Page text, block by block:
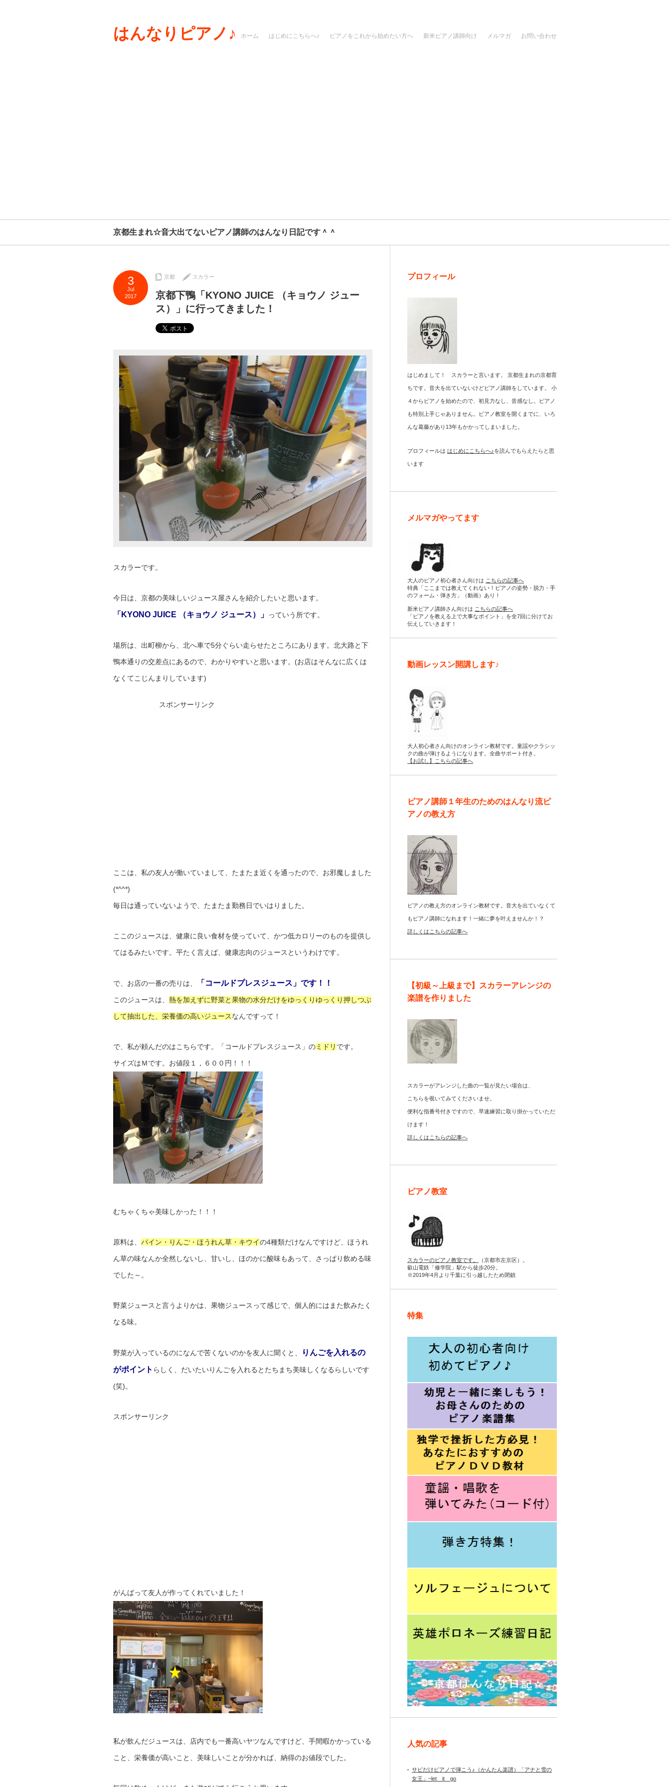
はんなりピアノ♪ ホーム はじめにこちらへ♪ ピアノをこれから始めたい方へ 新米ピアノ講師向け メルマガ お問い合わせ
京都生まれ☆音大出てないピアノ講師のはんなり日記です＾＾
3
Jul
2017
京都 スカラー
京都下鴨「KYONO JUICE （キョウノ ジュー
ス）」に行ってきました！
スカラーです。
今日は、京都の美味しいジュース屋さんを紹介したいと思います。
「KYONO JUICE （キョウノ ジュース）」 っていう所です。
場所は、出町柳から、北へ車で5分ぐらい走らせたところにあります。北大路と下
鴨本通りの交差点にあるので、わかりやすいと思います。(お店はそんなに広くは
なくてこじんまりしています)
スポンサーリンク
ここは、私の友人が働いていまして、たまたま近くを通ったので、お邪魔しました
(*^^*)
毎日は通っていないようで、たまたま勤務日でいはりました。
ここのジュースは、健康に良い食材を使っていて、かつ低カロリーのものを提供し
てはるみたいです。平たく言えば、健康志向のジュースというわけです。
で、お店の一番の売りは 「コールドプレスジュース」です！！
このジュースは、 熱を加えずに野菜と果物の水分だけをゆっくりゆっくり押しつぶ
して抽出した、栄養価の高いジュースなんですって！
で、私が頼んだのはこちらです。「コールドプレスジュース」のミドリ です。
サイズはＭです。お値段１，６００円！！！
むちゃくちゃ美味しかった！！！
原料は、 パイン・りんご・ほうれん草・キウイの4種類だけなんですけど 、ほうれ
ん草の味なんか全然しないし、甘いし、ほのかに酸味もあって、さっぱり飲める味
でした～。
野菜ジュースと言うよりかは、果物ジュースって感じで、個人的にはまた飲みたく
なる味。
野菜が入っているのになんで苦くないのかを友人に聞くと、
りんごを入れるの
がポイント らしく、だいたいりんごを入れるとたちまち美味しくなるらしいです
(笑)。
スポンサーリンク
がんばって友人が作ってくれていました！
私が飲んだジュースは、店内でも一番高いヤツなんですけど、手間暇かかっている
こと、栄養価が高いこと、美味しいことが分かれば、納得のお値段でした。
プロフィール
はじめまして！ スカラーと言います。 京都生まれの京都育
ちです。音大を出ていないけどピアノ講師をしています。 小
４からピアノを始めたので、初見力なし、音感なし。ピアノ
も特別上手じゃありません。ピアノ教室を開くまでに、いろ
んな葛藤があり13年もかかってしまいました。
プロフィールは はじめにこちらへ♪を読んでもらえたらと思
います
メルマガやってます
大人のピアノ初心者さん向けは こちらの記事へ
特典「ここまでは教えてくれない！ピアノの姿勢・脱力・手
のフォーム・弾き方」（動画）あり！
新米ピアノ講師さん向けは こちらの記事へ
「ピアノを教える上で大事なポイント」を全7回に分けてお
伝えしていきます！
動画レッスン開講します♪
大人初心者さん向けのオンライン教材です。童謡やクラシッ
クの曲が弾けるようになります。全曲サポート付き。
【お試し】こちらの記事へ
ピアノ講師１年生のためのはんなり流ピ
アノの教え方
ピアノの教え方のオンライン教材です。音大を出ていなくて
もピアノ講師になれます！一緒に夢を叶えませんか！？
詳しくはこちらの記事へ
【初級～上級まで】スカラーアレンジの
楽譜を作りました
スカラーがアレンジした曲の一覧が見たい場合は、
こちらを覗いてみてくださいませ。
便利な指番号付きですので、早速練習に取り掛かっていただ
けます！
詳しくはこちらの記事へ
ピアノ教室
スカラーのピアノ教室です。
（京都市左京区）。
叡山電鉄「修学院」駅から徒歩20分。
※2019年4月より千葉に引っ越したため閉鎖
特集
人気の記事
サビだけピアノで弾こう♪（かんたん楽譜）「アナと雪の
女王」~let it go